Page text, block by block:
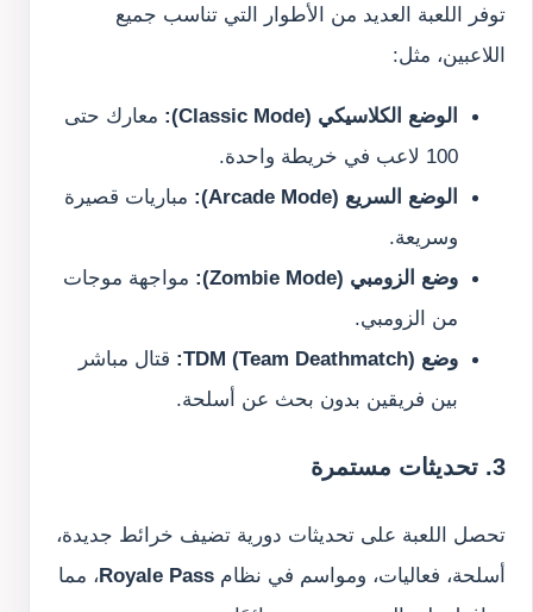
توفر اللعبة العديد من الأطوار التي تناسب جميع
اللاعبين، مثل:
الوضع الكلاسيكي (Classic Mode):
معارك حتى
100 لاعب في خريطة واحدة.
الوضع السريع (Arcade Mode):
مباريات قصيرة
وسريعة.
وضع الزومبي (Zombie Mode):
مواجهة موجات
من الزومبي.
وضع TDM (Team Deathmatch):
قتال مباشر
بين فريقين بدون بحث عن أسلحة.
3. تحديثات مستمرة
تحصل اللعبة على تحديثات دورية تضيف خرائط جديدة،
أسلحة، فعاليات، ومواسم في نظام Royale Pass، مما